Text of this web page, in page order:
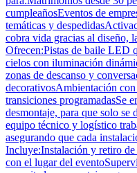
cumpleañosEventos de
temáticas y
cobra vida gracias al diseño,
Ofrecen:Pistas de baile LED
cielos con iluminación
zonas de descanso y
decorativosAmbientación
transiciones programadasSe
desmontaje, para que solo se
equipo técnico y logístico
asegurando que cada
Incluye:Instalación y retiro
con el lugar del